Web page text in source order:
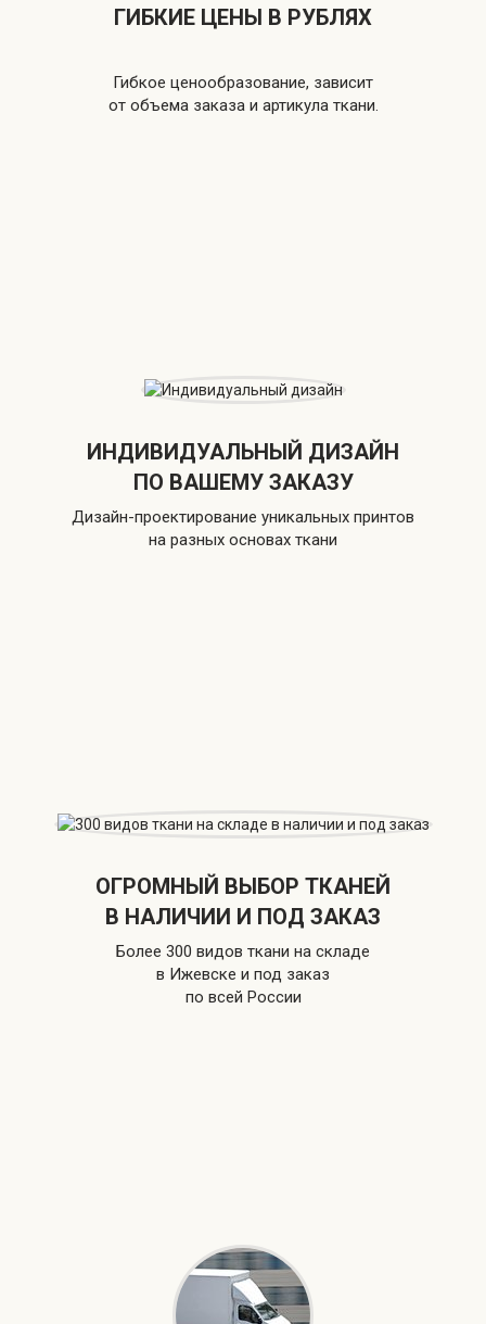
ГИБКИЕ ЦЕНЫ В РУБЛЯХ
Гибкое ценообразование, зависит
от объема заказа и артикула ткани.
ИНДИВИДУАЛЬНЫЙ ДИЗАЙН
ПО ВАШЕМУ ЗАКАЗУ
Дизайн-проектирование уникальных принтов
на разных основах ткани
ОГРОМНЫЙ ВЫБОР ТКАНЕЙ
В НАЛИЧИИ И ПОД ЗАКАЗ
Более 300 видов ткани на складе
в Ижевске и под заказ
по всей России